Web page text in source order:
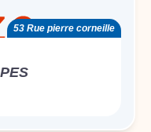
53 Rue pierre corneille